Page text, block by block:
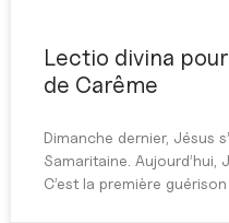
Lectio divina
de Carême
Dimanche dernier, Jésus
Samaritaine. Aujourd’hui,
C’est la première